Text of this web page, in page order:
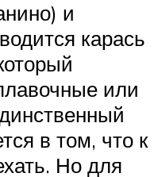
и
карась
или
в том, что к
Но для